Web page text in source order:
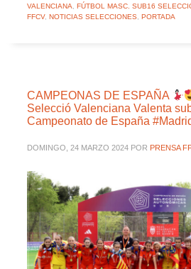
VALENCIANA
FÚTBOL MASC. SUB16
FFCV, NOTICIAS SELECCIONES, PORTADA
CAMPEONAS DE ESPAÑA
Selecció Valenciana Valenta
Campeonato de España
DOMINGO, 24 MARZO 2024 POR PRENSA